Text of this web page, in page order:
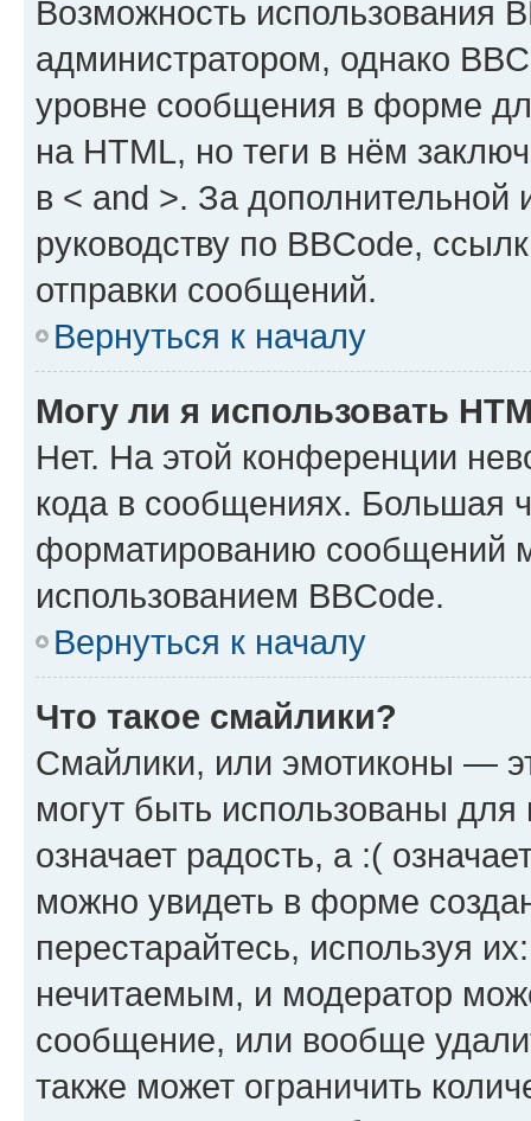
Возможность использования
администратором, однако
уровне сообщения в форме
на HTML, но теги в нём
в < and >. За
руководству по BBCode,
отправки сообщений.
Вернуться к началу
Могу ли я использовать
Нет. На этой конференции
кода в сообщениях. Большая
форматированию сообщений
использованием BBCode.
Вернуться к началу
Что такое смайлики?
Смайлики, или эмотиконы —
могут быть использованы
означает радость, а :(
можно увидеть в форме
перестарайтесь, используя
нечитаемым, и модератор
сообщение, или вообще
также может ограничить